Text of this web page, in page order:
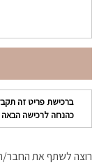
ברכישת פריט זה
כהנחה לרכישה
רוצה לשתף את החבר/